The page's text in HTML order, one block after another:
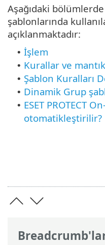
Aşağıdaki
şablonlarında
açıklanmaktadır:
• İşlem
• Kurallar ve
• Şablon Kuralları
• Dinamik Grup
• ESET PROTECT
otomatikleştirilir?